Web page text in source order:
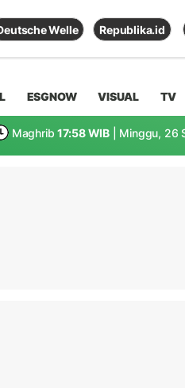
Welle Republika.id
ESGNOW VISUAL TV
Maghrib 17:58 WIB | Minggu, 26